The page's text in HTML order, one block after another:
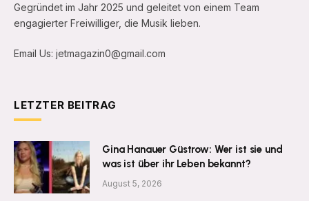
Gegründet im Jahr 2025 und geleitet von einem Team
engagierter Freiwilliger, die Musik lieben.
Email Us: jetmagazin0@gmail.com
LETZTER BEITRAG
Gina Hanauer Güstrow: Wer ist sie und
was ist über ihr Leben bekannt?
August 5, 2026